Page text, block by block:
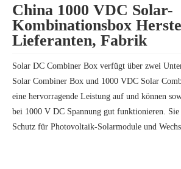
China 1000 VDC Solar-
Kombinationsbox
Lieferanten, Fabrik
Solar DC Combiner Box verfügt über zwei
Solar Combiner Box und 1000 VDC Solar
eine hervorragende Leistung auf und können
bei 1000 V DC Spannung gut funktionieren. Sie
Schutz für Photovoltaik-Solarmodule und